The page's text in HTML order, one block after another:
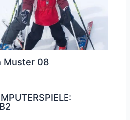
Muster 08